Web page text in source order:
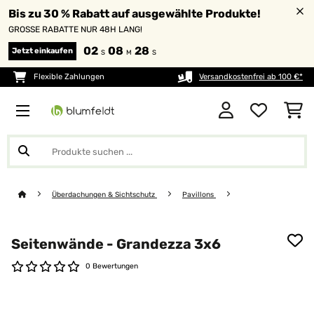
Bis zu 30 % Rabatt auf ausgewählte Produkte!
GROSSE RABATTE NUR 48H LANG!
Jetzt einkaufen 02 S 08 M 28 S
Flexible Zahlungen Versandkostenfrei ab 100 €*
Überdachungen & Sichtschutz Pavillons
Seitenwände - Grandezza 3x6
0 Bewertungen